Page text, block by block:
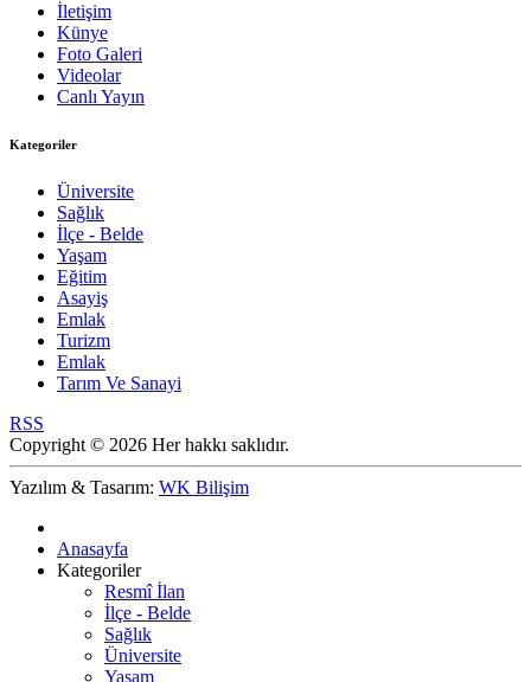
İletişim
Künye
Foto Galeri
Videolar
Canlı Yayın
Kategoriler
Üniversite
Sağlık
İlçe - Belde
Yaşam
Eğitim
Asayiş
Emlak
Turizm
Emlak
Tarım Ve Sanayi
RSS
Copyright © 2026 Her hakkı saklıdır.
Yazılım & Tasarım: WK Bilişim
Anasayfa
Kategoriler
Resmî İlan
İlçe - Belde
Sağlık
Üniversite
Yaşam